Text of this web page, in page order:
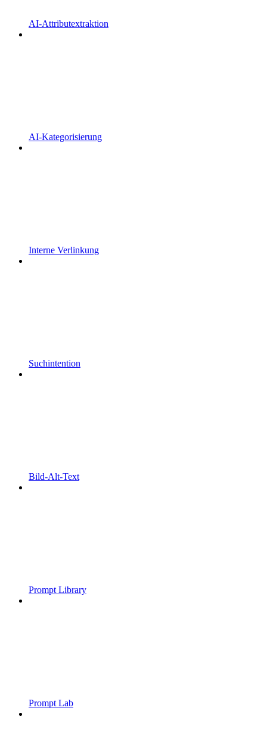
AI-Attributextraktion
AI-Kategorisierung
Interne Verlinkung
Suchintention
Bild-Alt-Text
Prompt Library
Prompt Lab